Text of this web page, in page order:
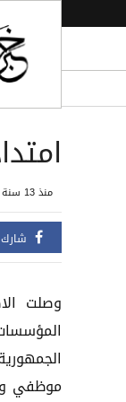
منذ 13 سنة
شارك
وصلت
موظفي